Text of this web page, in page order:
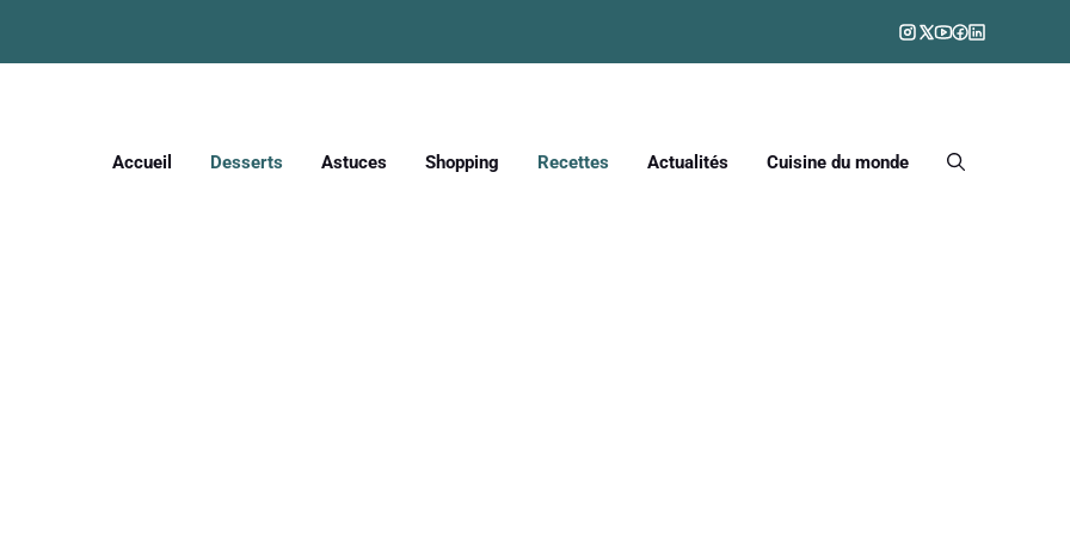
Accueil Desserts Astuces Shopping Recettes Actualités Cuisine du monde